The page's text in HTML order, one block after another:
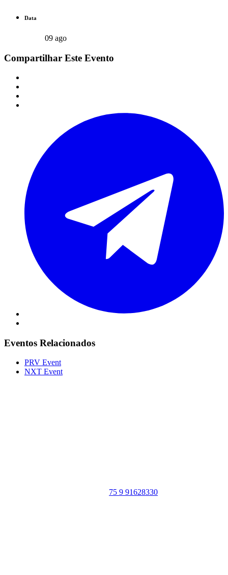
Data
09 ago
Compartilhar Este Evento
Eventos Relacionados
PRV Event
NXT Event
75 9 91628330